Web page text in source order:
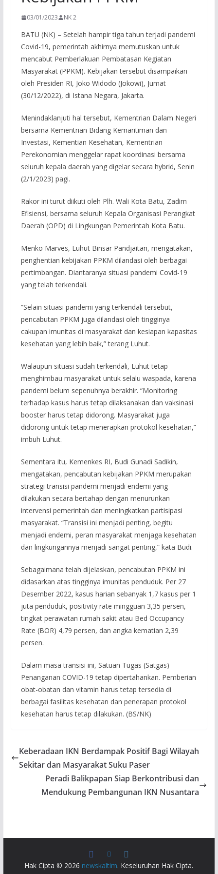
03/01/2023 NK 2
BATU (NK) – Setelah hampir tiga tahun terjadi pandemi
Covid-19, pemerintah akhirnya memutuskan untuk
mencabut Pemberlakuan Pembatasan Kegiatan
Masyarakat (PPKM). Kebijakan tersebut disampaikan
oleh Presiden RI, Joko Widodo (Jokowi), Jumat
(30/12/2022), di Istana Negara, Jakarta.
Menindaklanjuti hal tersebut, Kementrian Dalam Negeri
bersama Kementrian Bidang Kemaritiman dan
Investasi, Kementian Kesehatan, Kementrian
Perekonomian menggelar rapat koordinasi bersama
seluruh kepala daerah yang digelar secara hybrid, Senin
(2/1/2023) pagi.
Rakor ini turut diikuti oleh Plh. Wali Kota Batu, Zadim
Efisiensi, bersama seluruh Kepala Organisasi Perangkat
Daerah (OPD) di Lingkungan Pemerintah Kota Batu.
Menko Marves, Luhut Binsar Pandjaitan, mengatakan,
penghentian kebijakan PPKM dilandasi oleh berbagai
pertimbangan. Diantaranya situasi pandemi Covid-19
yang telah terkendali.
“Selain situasi pandemi yang terkendali tersebut,
pencabutan PPKM juga dilandasi oleh tingginya
cakupan imunitas di masyarakat dan kesiapan kapasitas
kesehatan yang lebih baik,” terang Luhut.
Walaupun situasi sudah terkendali, Luhut tetap
menghimbau masyarakat untuk selalu waspada, karena
pandemi belum sepenuhnya berakhir. “Monitoring
terhadap kasus harus tetap dilaksanakan dan vaksinasi
booster harus tetap didorong. Masyarakat juga
didorong untuk tetap menerapkan protokol kesehatan,”
imbuh Luhut.
Sementara itu, Kemenkes RI, Budi Gunadi Sadikin,
mengatakan, pencabutan kebijakan PPKM merupakan
strategi transisi pandemi menjadi endemi yang
dilakukan secara bertahap dengan menurunkan
intervensi pemerintah dan meningkatkan partisipasi
masyarakat. “Transisi ini menjadi penting, begitu
menjadi endemi, peran masyarakat menjaga kesehatan
dan lingkungannya menjadi sangat penting,” kata Budi.
Sebagaimana telah dijelaskan, pencabutan PPKM ini
didasarkan atas tingginya imunitas penduduk. Per 27
Desember 2022, kasus harian sebanyak 1,7 kasus per 1
juta penduduk, positivity rate mingguan 3,35 persen,
tingkat perawatan rumah sakit atau Bed Occupancy
Rate (BOR) 4,79 persen, dan angka kematian 2,39
persen.
Dalam masa transisi ini, Satuan Tugas (Satgas)
Penanganan COVID-19 tetap dipertahankan. Pemberian
obat-obatan dan vitamin harus tetap tersedia di
berbagai fasilitas kesehatan dan penerapan protokol
kesehatan harus tetap dilakukan. (BS/NK)
Keberadaan IKN Berdampak Positif Bagi Wilayah
Sekitar dan Masyarakat Suku Paser
Peradi Balikpapan Siap Berkontribusi dan
Mendukung Pembangunan IKN Nusantara
Hak Cipta © 2026 newskaltim. Keseluruhan Hak Cipta.